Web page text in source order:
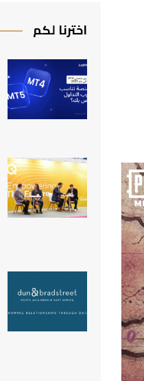
اخترنا لكم